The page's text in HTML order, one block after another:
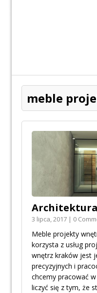
meble
3 lipca, 2017 | 0
Meble projekty
korzysta z usług
wnętrz kraków jest
precyzyjnych i
chcemy pracować
liczyć się z tym, że